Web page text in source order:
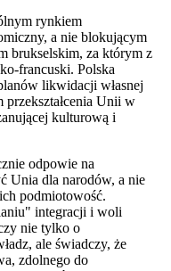
rynkiem
a nie blokującym
brukselskim, za którym z
francuski. Polska
likwidacji własnej
przekształcenia Unii w
kulturową i
odpowie na
Unia dla narodów, a nie
podmiotowość.
integracji i woli
nie tylko o
ale świadczy, że
zdolnego do